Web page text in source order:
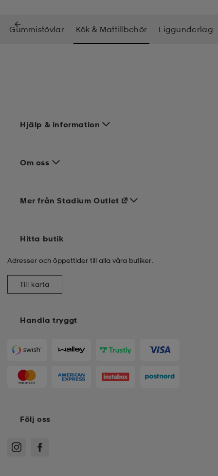
Gummistövlar Kök & Mattillbehör Liggunderlag
Hjälp & information
Om oss
Handla tryggt
Mer från Stadium Outlet
Hitta butik
Adresser och öppettider till alla våra butiker.
Till karta
Följ oss